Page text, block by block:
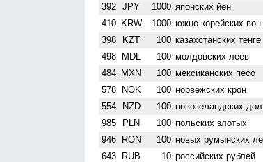
392 JPY 1000 японских йен
410 KRW 1000 южно-корейских
398 KZT 100 казахстанских тенге
498 MDL 100 молдовских леев
484 MXN 100 мексиканских песо
578 NOK 100 норвежских крон
554 NZD 100 ново­зеландских
985 PLN 100 польских злотых
946 RON 100 новых румынских
643 RUB 10 российских рублей